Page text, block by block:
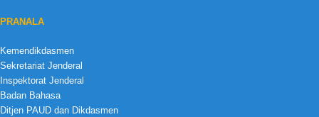
PRANALA
Kemendikdasmen
Sekretariat Jenderal
Inspektorat Jenderal
Badan Bahasa
Ditjen PAUD dan Dikdasmen